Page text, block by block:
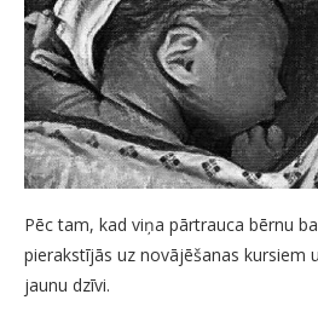
Pēc tam, kad viņa pārtrauca bērnu
pierakstījās uz novājēšanas kursiem
jaunu dzīvi.